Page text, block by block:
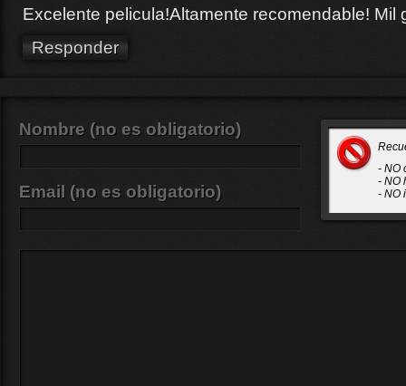
Excelente pelicula!Altamente recomendable! Mil
Responder
- NO
- NO
- NO
Nombre (no es obligatorio)
Email (no es obligatorio)